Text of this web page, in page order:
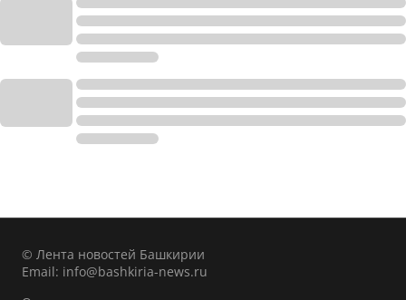
© Лента новостей Башкирии
Email: info@bashkiria-news.ru